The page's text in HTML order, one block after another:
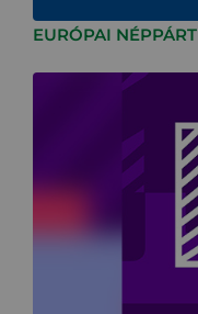
EURÓPAI NÉPPÁRT